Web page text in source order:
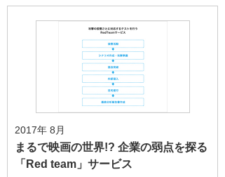
2017年 8月
まるで映画の世界!? 企業の弱点を探る
「Red team」サービス